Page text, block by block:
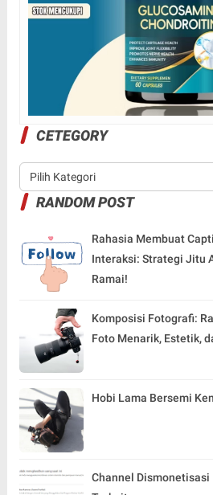
CETEGORY
RANDOM POST
Rahasia Membuat
Interaksi: Strategi Jitu
Ramai!
Komposisi Fotografi:
Foto Menarik, Estetik,
Hobi Lama Bersemi
Channel Dismonetisasi